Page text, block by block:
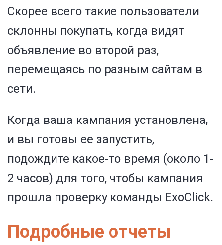
Скорее всего такие пользователи
склонны покупать, когда видят
объявление во второй раз,
перемещаясь по разным сайтам в
сети.
Когда ваша кампания установлена,
и вы готовы ее запустить,
подождите какое-то время (около 1-
2 часов) для того, чтобы кампания
прошла проверку команды ExoClick.
Подробные отчеты